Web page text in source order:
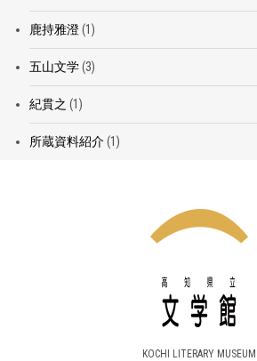
鹿持雅澄(1)
五山文学(3)
紀貫之 (1)
所蔵資料紹介(1)
KOCHI LITERARY MUSEUM